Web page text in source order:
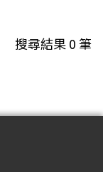
搜尋結果0筆